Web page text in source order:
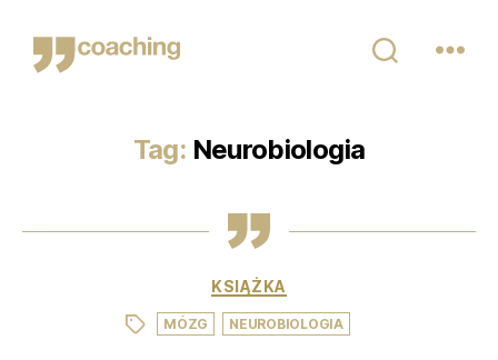
Tag: Neurobiologia
Kategorie
KSIĄŻKA
TagiMÓZG NEUROBIOLOGIA